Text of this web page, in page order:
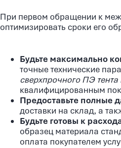
При первом обращении к
оптимизировать сроки его
Будьте максимально
точные технические
сверхпрочного ПЭ
квалифицированным
Предоставьте полные
доставки на склад, а
Будьте готовы к
образец материала
оплата покупателем